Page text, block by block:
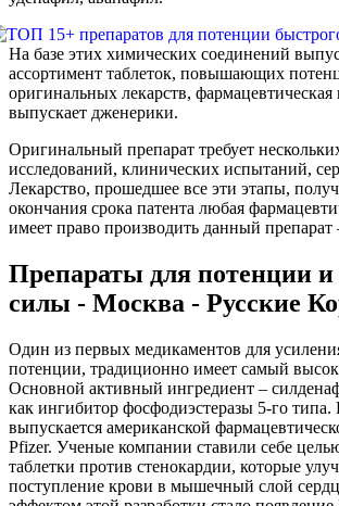
На базе этих химических соединений
ассортимент таблеток, повышающих
оригинальных лекарств,
выпускает дженерики.
Оригинальный препарат требует
исследований, клинических испытаний,
Лекарство, прошедшее все эти этапы,
окончания срока патента любая
имеет право производить данный препарат
Препараты для потенции
силы - Москва - Русские
Один из первых медикаментов для
потенции, традиционно имеет самый
Основной активный ингредиент –
как ингибитор фосфодиэстеразы 5-го типа.
выпускается американской
Pfizer. Ученые компании ставили себе
таблетки против стенокардии, которые
поступление крови в мышечный слой